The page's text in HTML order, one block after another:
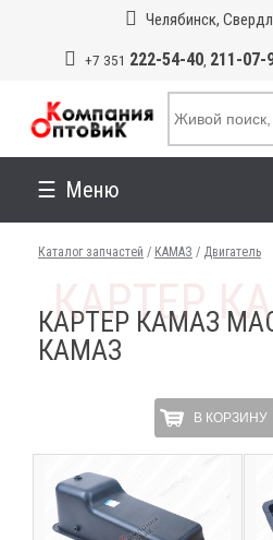
Челябинск,
+7 351 222-54-40, 211-07-
Меню
Каталог запчастей / КАМАЗ / Двигатель
КАРТЕР КАМАЗ
КАМАЗ
В КОРЗИНУ